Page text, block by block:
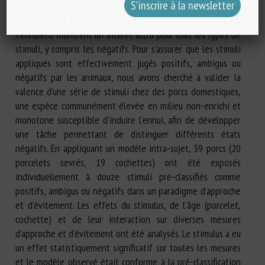
uniquement, en raison de l’anhédonie, un symptôme clé de
la dépression. En revanche, on suppose que les animaux qui
s’ennuient montrent un intérêt accru pour tous les types de
stimuli, y compris les négatifs. Pour s’assurer que les stimuli
appliqués sont effectivement jugés positifs, ambigus ou
négatifs par les animaux, nous avons cherché à valider la
valence d’une série de stimuli chez des porcs domestiques,
une espèce communément élevée en milieu non-enrichi et
monotone susceptible d’induire l’ennui, afin de développer
une tâche permettant de distinguer différents états
négatifs. En appliquant un modèle intra-sujet, 39 porcs (20
porcelets sevrés, 19 cochettes) ont été exposés
individuellement à douze stimuli pré-classifiés comme
positifs, ambigus ou négatifs dans un paradigme d’approche
et d’évitement. Les effets du stimulus, de l’âge (porcelet,
cochette) et de leur interaction sur diverses mesures
d’approche et d’évitement ont été analysés. Le stimulus a eu
un effet statistiquement significatif sur toutes les mesures
et le modèle observé était conforme à la pré-classification